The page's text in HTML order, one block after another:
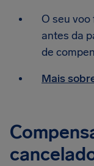
O seu voo
antes da
de
Mais